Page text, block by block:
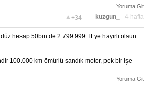
Yoruma Git
kuzgun_ - 4 hafta
+34
▲
hesap 50bin de 2.799.999 TLye hayırlı olsun
100.000 km ömürlü sandık motor, pek bir işe
Yoruma Git